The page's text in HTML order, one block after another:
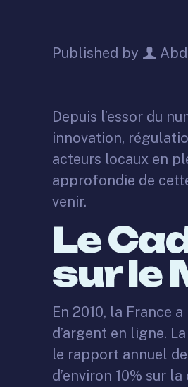
Published by
Depuis l’essor du
innovation,
acteurs locaux en
approfondie de
venir.
Le
sur le
En 2010, la France a
d’argent en ligne.
le rapport annuel
d’environ 10% sur